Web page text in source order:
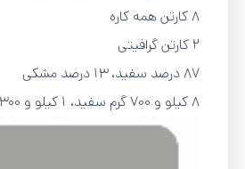
8 کارتن همه کاره
2 کارتن گرافیتی
87 درصد سفید، 13 درصد مشکی
8 کیلو و 700 گرم سفید، 1 کیلو و 300 گرم مشکی